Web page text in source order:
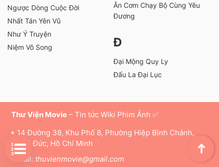
Ngược Dòng Cuộc Đời
Nhất Tán Yên Vũ
Như Ý Truyện
Niệm Vô Song
Ăn Cơm Chạy Bộ Cùng Yêu
Đương
Đ
Đại Mộng Quy Ly
Đấu La Đại Lục
Thư Viện Movie– Tin tức Wiki Phim Ảnh ✅
14 Đường 38, Khu Phố 8, Phường Hiệp Bình Chánh,
Thủ Đức, Hồ Chí Minh
Mail: thuvienmovie@gmail.com
➜